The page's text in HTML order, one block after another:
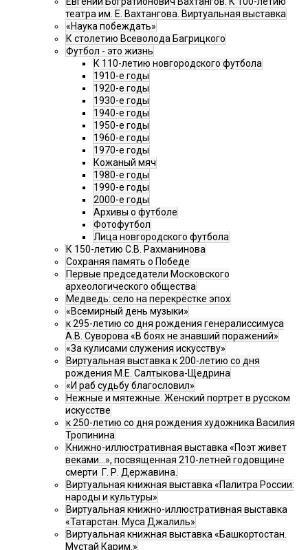
театра им. Е. Вахтангова. Виртуальная выставка
«Наука побеждать»
К столетию Всеволода Багрицкого
Футбол - это жизнь
К 110-летию новгородского футбола
1910-е годы
1920-е годы
1930-е годы
1940-е годы
1950-е годы
1960-е годы
1970-е годы
Кожаный мяч
1980-е годы
1990-е годы
2000-е годы
Архивы о футболе
Фотофутбол
Лица новгородского футбола
К 150-летию С.В. Рахманинова
Сохраняя память о Победе
Первые председатели Московского
археологического общества
Медведь: село на перекрёстке эпох
«Всемирный день музыки»
к 295-летию со дня рождения генералиссимуса
А.В. Суворова «В боях не знавший поражений»
«За кулисами служения искусству»
Виртуальная выставка к 200-летию со дня
рождения М.Е. Салтыкова-Щедрина
«И раб судьбу благословил»
Нежные и мятежные. Женский портрет в русском
искусстве
к 250-летию со дня рождения художника Василия
Тропинина
Книжно-иллюстративная выставка «Поэт живет
веками…», посвященная 210-летней годовщине
смерти Г. Р. Державина.
Виртуальная книжная выставка «Палитра России:
народы и культуры»
Виртуальная книжно-иллюстративная выставка
«Татарстан. Муса Джалиль»
Виртуальная книжная выставка «Башкортостан.
Мустай Карим.»